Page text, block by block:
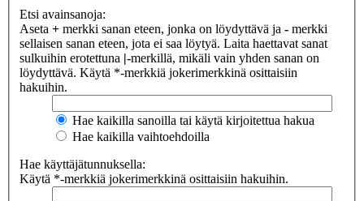
Etsi avainsanoja:
Aseta + merkki sanan eteen, jonka on löydyttävä ja - merkki
sellaisen sanan eteen, jota ei saa löytyä. Laita haettavat sanat
sulkuihin erotettuna |-merkillä, mikäli vain yhden sanan on
löydyttävä. Käytä *-merkkiä jokerimerkkinä osittaisiin
hakuihin.
Hae kaikilla sanoilla tai käytä kirjoitettua hakua
Hae kaikilla vaihtoehdoilla
Hae käyttäjätunnuksella:
Käytä *-merkkiä jokerimerkkinä osittaisiin hakuihin.